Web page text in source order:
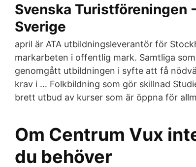
Svenska Turistföreningen
Sverige
april är ATA utbildningsleverantör för
markarbeten i offentlig mark. Samtliga
genomgått utbildningen i syfte att få
krav i … Folkbildning som gör skillnad
brett utbud av kurser som är öppna för
Om Centrum Vux
du behöver